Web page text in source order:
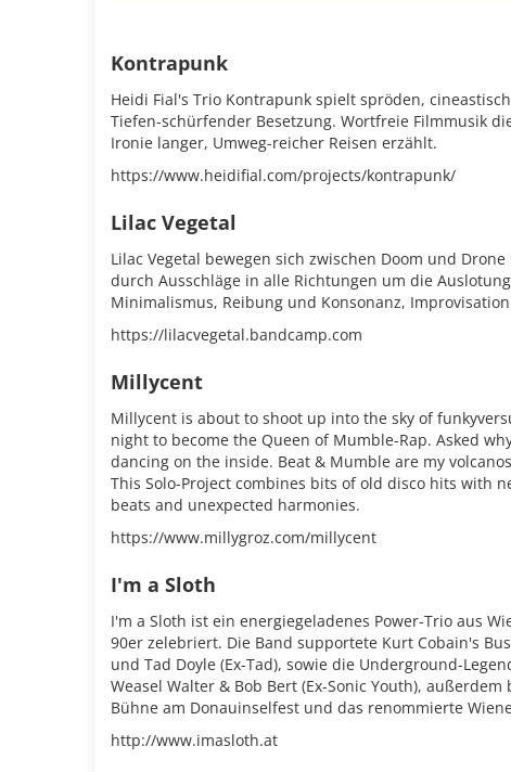
Kontrapunk
Heidi Fial's Trio Kontrapunk spielt spröden,
Tiefen-schürfender Besetzung. Wortfreie Filmmusik
Ironie langer, Umweg-reicher Reisen erzählt.
https://www.heidifial.com/projects/kontrapunk/
Lilac Vegetal
Lilac Vegetal bewegen sich zwischen Doom und
durch Ausschläge in alle Richtungen um die
Minimalismus, Reibung und Konsonanz,
https://lilacvegetal.bandcamp.com
Millycent
Millycent is about to shoot up into the sky of
night to become the Queen of Mumble-Rap. Asked
dancing on the inside. Beat & Mumble are my
This Solo-Project combines bits of old disco hits with
beats and unexpected harmonies.
https://www.millygroz.com/millycent
I'm a Sloth
I'm a Sloth ist ein energiegeladenes Power-Trio aus
90er zelebriert. Die Band supportete Kurt Cobain's
und Tad Doyle (Ex-Tad), sowie die Underground-
Weasel Walter & Bob Bert (Ex-Sonic Youth),
Bühne am Donauinselfest und das renommierte
http://www.imasloth.at